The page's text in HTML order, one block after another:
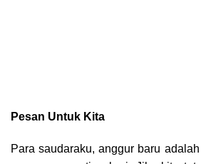
Pesan Untuk Kita
Para saudaraku, anggur baru